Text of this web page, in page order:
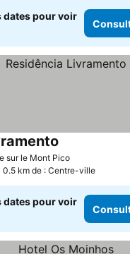
dates pour voir
sur le Mont Pico
0.5 km de : Centre-ville
dates pour voir